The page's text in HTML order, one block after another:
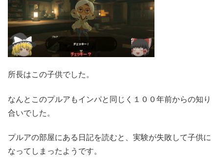
所長はこの子供でした。
なんとこのプルアもインパと同じく１００年前からの知り
合いでした。
プルアの部屋にある日記を読むと、実験が失敗して子供に
なってしまったようです。